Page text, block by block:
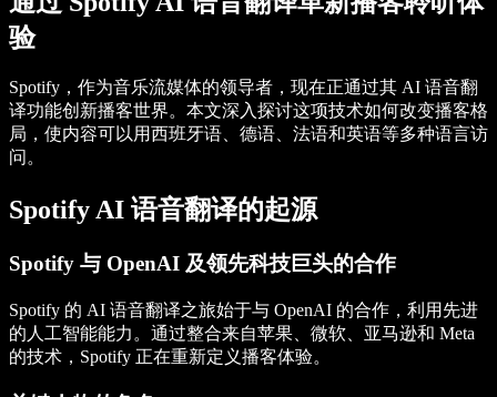
验
Spotify，作为音乐流媒体的领导者，现在正通过其 AI 语音翻
译功能创新播客世界。本文深入探讨这项技术如何改变播客格
局，使内容可以用西班牙语、德语、法语和英语等多种语言访
问。
Spotify AI 语音翻译的起源
Spotify 与 OpenAI 及领先科技巨头的合作
Spotify 的 AI 语音翻译之旅始于与 OpenAI 的合作，利用先进
的人工智能能力。通过整合来自苹果、微软、亚马逊和 Meta
的技术，Spotify 正在重新定义播客体验。